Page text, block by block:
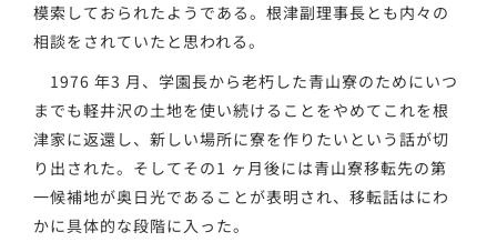
模索しておられたようである。根津副理事長とも内々の
相談をされていたと思われる。
1976 年3 月、学園長から老朽した青山寮のためにいつ
までも軽井沢の土地を使い続けることをやめてこれを根
津家に返還し、新しい場所に寮を作りたいという話が切
り出された。そしてその1 ヶ月後には青山寮移転先の第
一候補地が奥日光であることが表明され、移転話はにわ
かに具体的な段階に入った。